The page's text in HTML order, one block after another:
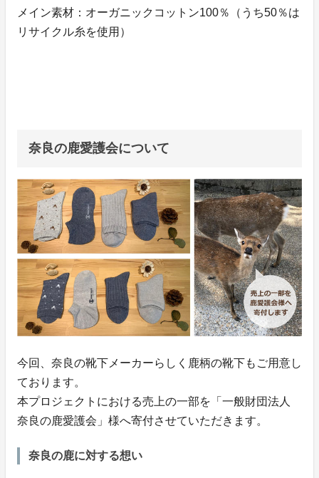
メイン素材：オーガニックコットン100％（うち50％は
リサイクル糸を使用）
奈良の鹿愛護会について
今回、奈良の靴下メーカーらしく鹿柄の靴下もご用意し
ております。
本プロジェクトにおける売上の一部を「一般財団法人
奈良の鹿愛護会」様へ寄付させていただきます。
奈良の鹿に対する想い